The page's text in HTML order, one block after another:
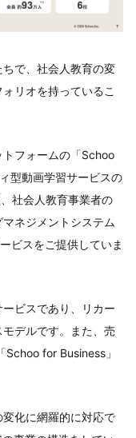
ちで、社会人教育の変
リオを持っているこ
フォームの「Schoo
型動画学習サービスの
社会人教育事業者の
ネジメントシステム
ビスをご提供していま
ビスであり、リカー
デルです。また、売
Schoo for Business」
化に網羅的に対応で